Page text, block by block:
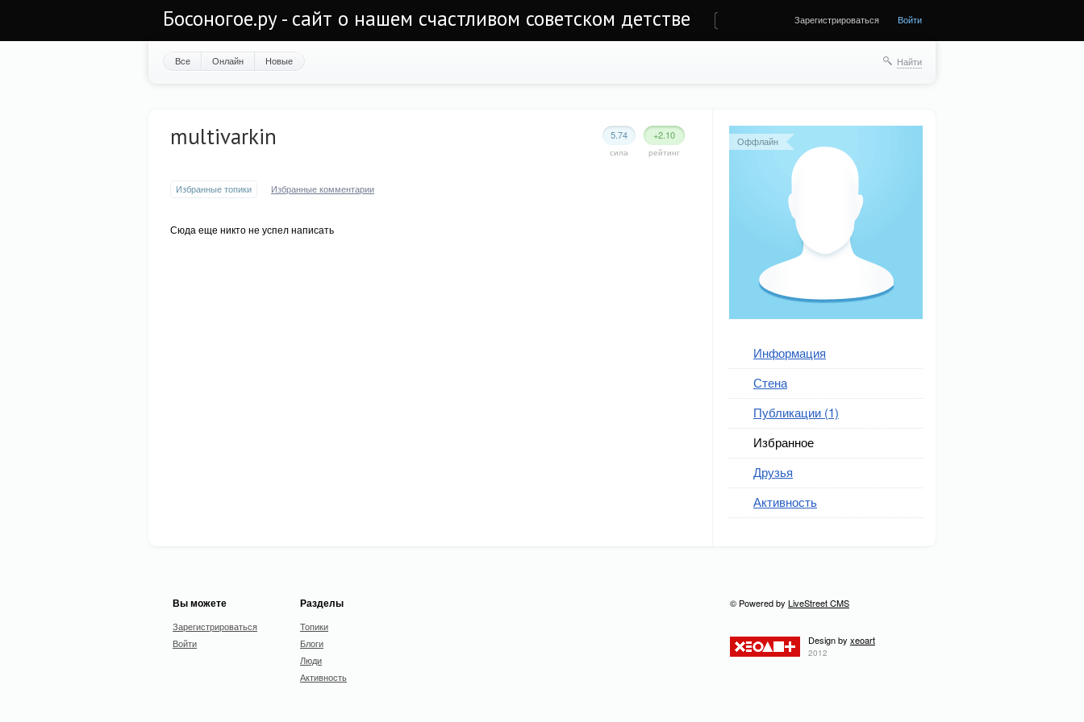
Босоногое.ру - сайт о нашем счастливом советском детстве Зарегистрироваться Войти
Все Онлайн Новые Найти
Оффлайн
Информация
Стена
Публикации (1)
Избранное
Друзья
Активность
+2.10
рейтинг
5.74
сила
multivarkin
Избранные топики Избранные комментарии
Сюда еще никто не успел написать
Вы можете
Зарегистрироваться
Войти
Разделы
Топики
Блоги
Люди
Активность
© Powered by LiveStreet CMS
Design by xeoart
2012